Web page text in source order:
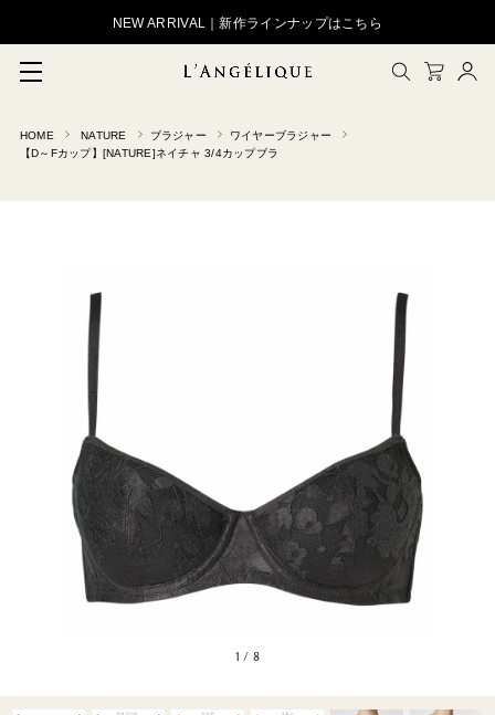
NEW ARRIVAL｜新作ラインナップはこちら
メルマガ登録
HOME NATURE ブラジャー
ワイヤーブラジャー
【D～Fカップ】[NATURE]ネイチャ 3/4カップブラ
1 / 8